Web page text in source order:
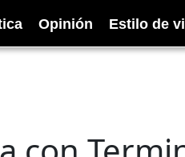
Opinión Estilo de